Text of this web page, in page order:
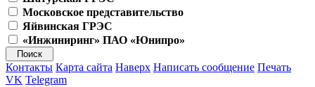
Московское представительство
Яйвинская ГРЭС
«Инжиниринг» ПАО «Юнипро»
Контакты Карта сайта Наверх Написать сообщение Печать
VK Telegram